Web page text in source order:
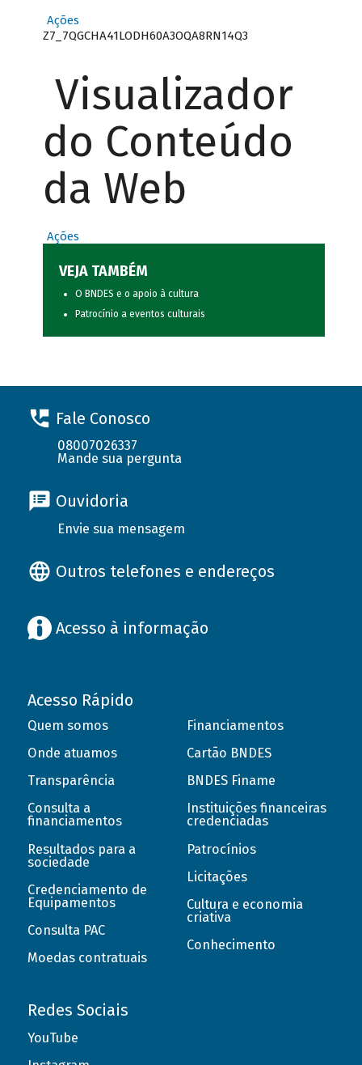
Ações
Z7_7QGCHA41LODH60A3OQA8RN14Q3
Visualizador
do Conteúdo
da Web
Ações
VEJA TAMBÉM
O BNDES e o apoio à cultura
Patrocínio a eventos culturais
Fale Conosco
08007026337
Mande sua pergunta
Ouvidoria
Envie sua mensagem
Outros telefones e endereços
Acesso à informação
Acesso Rápido
Quem somos
Onde atuamos
Transparência
Consulta a
financiamentos
Resultados para a
sociedade
Credenciamento de
Equipamentos
Consulta PAC
Moedas contratuais
Financiamentos
Cartão BNDES
BNDES Finame
Instituições financeiras
credenciadas
Patrocínios
Licitações
Cultura e economia
criativa
Conhecimento
Redes Sociais
YouTube